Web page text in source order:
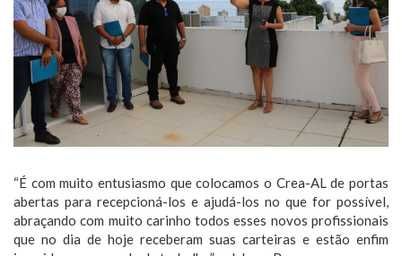
“É com muito entusiasmo que colocamos o Crea-AL de portas
abertas para recepcioná-los e ajudá-los no que for possível,
abraçando com muito carinho todos esses novos profissionais
que no dia de hoje receberam suas carteiras e estão enfim